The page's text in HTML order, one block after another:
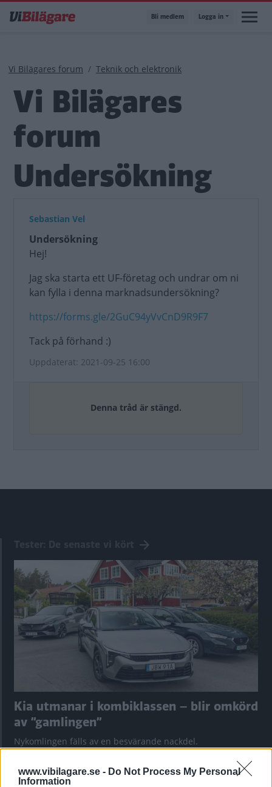
www.vibilagare.se - Do Not Process My Personal
Information
till
Bli medlem Logga in
Länkstig
Vi Bilägares forum Teknik och elektronik
Vi Bilägares
forum
Undersökning
Sebastian Vel
Undersökning
Hej!
Jag ska starta ett UF-företag och undrar om ni
kan fylla i denna marknadsundersökning?
https://forms.gle/2GuC94yVvCnD9R9F7
Tack på förhand :)
Uppdaterat: 2021-09-25 16:00
Denna tråd är stängd.
Kia utmanar i kombiklassen – blir omkörd
av ”gamlingen”
Nykomlingen fälls av en besvärande nackdel.